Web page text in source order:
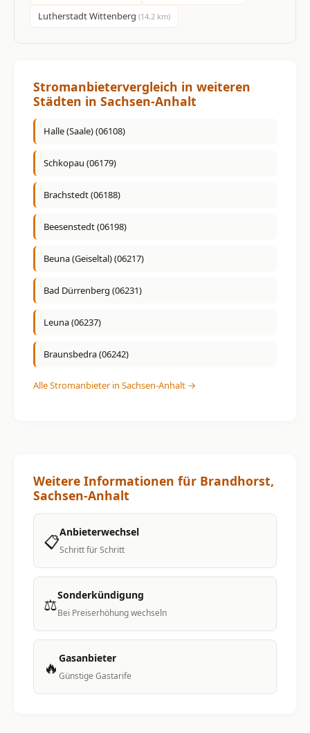
Lutherstadt Wittenberg (14.2 km)
Stromanbietervergleich in weiteren
Städten in Sachsen-Anhalt
Halle (Saale) (06108)
Schkopau (06179)
Brachstedt (06188)
Beesenstedt (06198)
Beuna (Geiseltal) (06217)
Bad Dürrenberg (06231)
Leuna (06237)
Braunsbedra (06242)
Alle Stromanbieter in Sachsen-Anhalt →
Weitere Informationen für Brandhorst,
Sachsen-Anhalt
📋Anbieterwechsel
Schritt für Schritt
⚖️Sonderkündigung
Bei Preiserhöhung wechseln
🔥 Gasanbieter
Günstige Gastarife